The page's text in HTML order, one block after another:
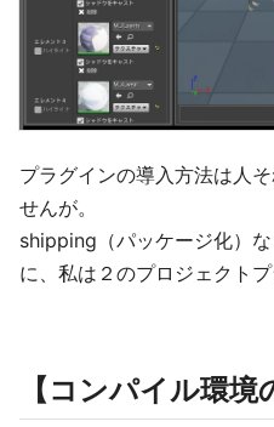
プラグインの導入方法は人
せんが。
shipping（パッケージ化）
に、私は２のプロジェクト
【コンパイル環境